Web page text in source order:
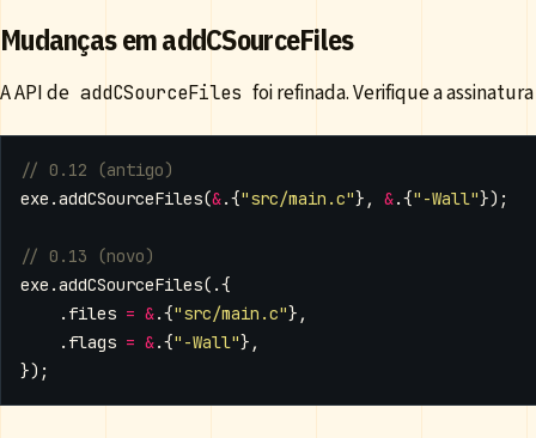
Mudanças em addCSourceFiles
A API de addCSourceFiles foi refinada. Verifique a
exe .addCSourceFiles(&.{"src/main.c"}, &.{"-Wall"});
exe .addCSourceFiles(.{
. files = &.{"src/main.c"},
. flags = &.{"-Wall"},
});